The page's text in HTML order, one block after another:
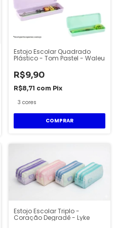
Estojo Escolar Quadrado
Plástico - Tom Pastel - Waleu
R$9,90
R$8,71 com Pix
3 cores
COMPRAR
Estojo Escolar Triplo -
Coração Degradê - Lyke